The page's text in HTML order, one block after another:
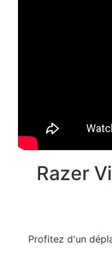
Razer
Profitez d'un